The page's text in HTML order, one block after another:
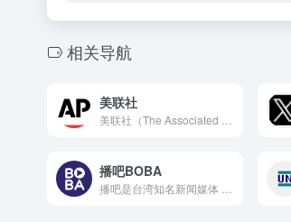
相关导航
美联社
播吧BOBA